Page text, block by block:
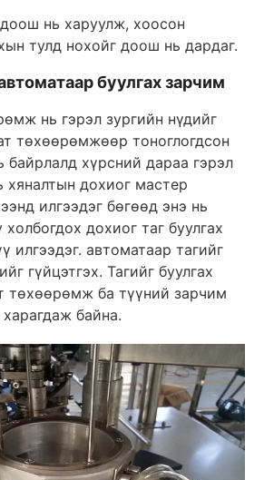
нь харуулж, хоосон
тулд нохойг доош нь дардаг.
буулгах зарчим
нь гэрэл зургийн нүдийг
төхөөрөмжөөр тоноглогдсон
байрлалд хүрсний дараа гэрэл
хяналтын дохиог мастер
илгээдэг бөгөөд энэ нь
дохиог таг буулгах
илгээдэг. автоматаар тагийг
гүйцэтгэх. Тагийг буулгах
төхөөрөмж ба түүний зарчим
байна.